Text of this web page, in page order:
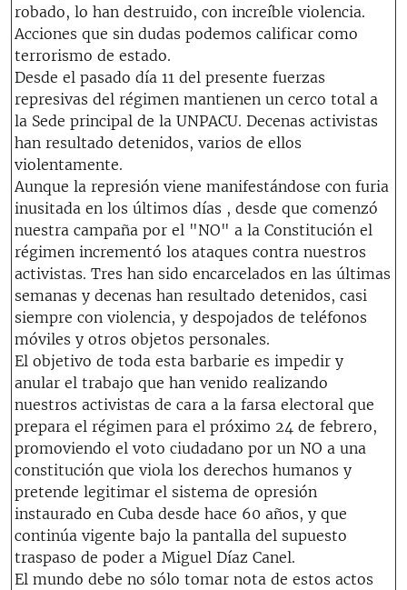
robado, lo han destruido, con increíble violencia.
Acciones que sin dudas podemos calificar como
terrorismo de estado.
Desde el pasado día 11 del presente fuerzas
represivas del régimen mantienen un cerco total a
la Sede principal de la UNPACU. Decenas activistas
han resultado detenidos, varios de ellos
violentamente.
Aunque la represión viene manifestándose con furia
inusitada en los últimos días , desde que comenzó
nuestra campaña por el "NO" a la Constitución el
régimen incrementó los ataques contra nuestros
activistas. Tres han sido encarcelados en las últimas
semanas y decenas han resultado detenidos, casi
siempre con violencia, y despojados de teléfonos
móviles y otros objetos personales.
El objetivo de toda esta barbarie es impedir y
anular el trabajo que han venido realizando
nuestros activistas de cara a la farsa electoral que
prepara el régimen para el próximo 24 de febrero,
promoviendo el voto ciudadano por un NO a una
constitución que viola los derechos humanos y
pretende legitimar el sistema de opresión
instaurado en Cuba desde hace 60 años, y que
continúa vigente bajo la pantalla del supuesto
traspaso de poder a Miguel Díaz Canel.
El mundo debe no sólo tomar nota de estos actos